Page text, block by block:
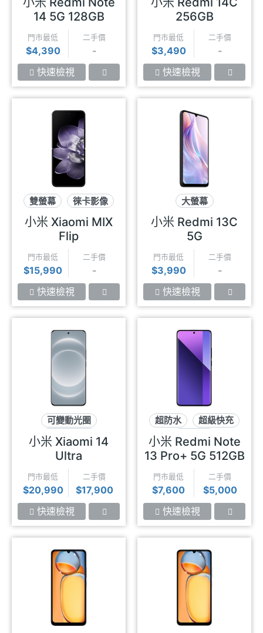
14 5G 128GB
門市最低
$4,390
二手價
-
快速檢視
256GB
門市最低
$3,490
二手價
-
快速檢視
雙螢幕
徠卡影像
摺疊螢幕
小米 Xiaomi MIX
Flip
門市最低
$15,990
二手價
-
快速檢視
大螢幕
3.5mm耳機孔
5G
小米 Redmi 13C
5G
門市最低
$3,990
二手價
-
快速檢視
可變動光圈
一吋大感光
徠卡影像
小米 Xiaomi 14
Ultra
門市最低
$20,990
二手價
$17,900
快速檢視
超防水
超級快充
2億畫素
小米 Redmi Note
13 Pro+ 5G 512GB
門市最低
$7,600
二手價
$5,000
快速檢視